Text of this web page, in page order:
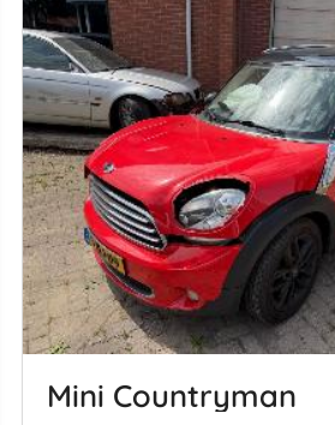
Mini Countryman